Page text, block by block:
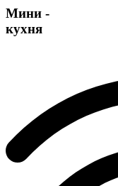
Мини -
кухня